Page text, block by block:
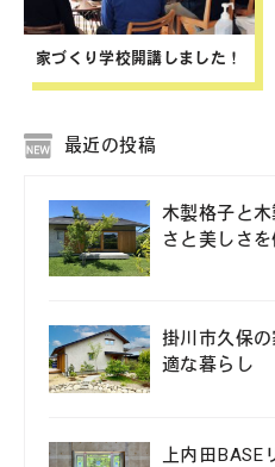
家づくり学校開講しました！
最近の投稿
木製格子と
さと美しさ
掛川市久保
適な暮らし
上内田